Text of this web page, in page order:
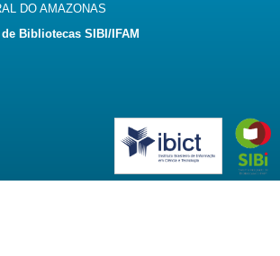
DO AMAZONAS
Bibliotecas SIBI/IFAM